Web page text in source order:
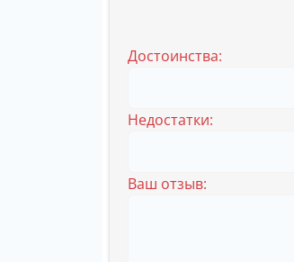
Достоинства:
Недостатки:
Ваш отзыв: